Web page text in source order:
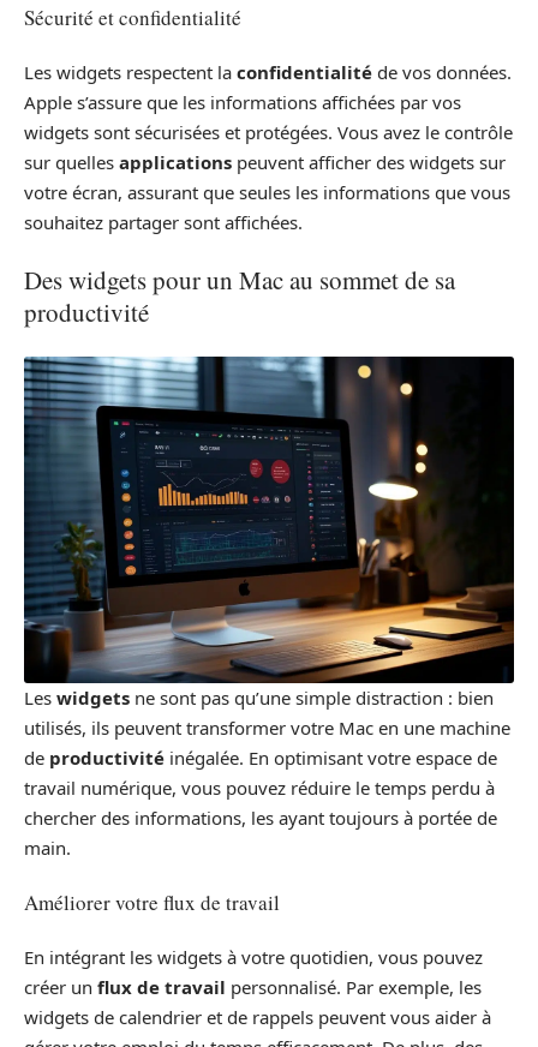
Sécurité et confidentialité
Les widgets respectent la confidentialité de vos données.
Apple s’assure que les informations affichées par vos
widgets sont sécurisées et protégées. Vous avez le contrôle
sur quelles applications peuvent afficher des widgets sur
votre écran, assurant que seules les informations que vous
souhaitez partager sont affichées.
Des widgets pour un Mac au sommet de sa
productivité
Les widgets ne sont pas qu’une simple distraction : bien
utilisés, ils peuvent transformer votre Mac en une machine
de productivité inégalée. En optimisant votre espace de
travail numérique, vous pouvez réduire le temps perdu à
chercher des informations, les ayant toujours à portée de
main.
Améliorer votre flux de travail
En intégrant les widgets à votre quotidien, vous pouvez
créer un flux de travail personnalisé. Par exemple, les
widgets de calendrier et de rappels peuvent vous aider à